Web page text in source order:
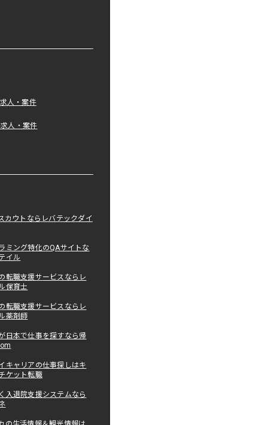
人・案件
人・案件
カウトならレバテックダイ
ミング特化のQAサイトな
イル
転職支援サービスならレ
保育士
転職支援サービスならレ
薬剤師
日本で仕事を探すなら帰
キャリアの仕事探しはキ
ケット転職
入退院支援システムなら